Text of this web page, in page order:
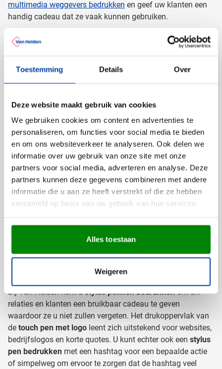
Toestemming Details Over
Deze website maakt gebruik van cookies
We gebruiken cookies om content en advertenties te
personaliseren, om functies voor social media te bieden
en om ons websiteverkeer te analyseren. Ook delen we
informatie over uw gebruik van onze site met onze
partners voor social media, adverteren en analyse. Deze
partners kunnen deze gegevens combineren met andere
informatie die u aan ze heeft verstrekt of die ze hebben
verzameld op basis van uw gebruik van hun services.
Alles toestaan
Weigeren
multimedia weggevers bedrukken en geef uw klanten een
handig cadeau dat ze vaak kunnen gebruiken.
Een stylus balpen: modern en
doelgroep
doelgroepen relevant en daarom goed te gebruiken voor
iedereen gebruikt kunnen worden omdat de pennen ook
een schrijvende functie hebben, zijn de tebedrukken stylus
pennen voor uw zakenrelaties en bijvoorbeeld doelmarkten
uit de ITC-wereld. Deze mensen zullen direct weten waar de
touch pen voor gebruikt wordt en het relatiegeschenk extra
waarderen. BijVan Helden Relatiegeschenken kunt utouch
screen pennen bedrukkenmet logo maar ook met een
pakkende quote of een website. De bedrukte stylus balpen
Slimme marketing met bedrukte
Bij Van Helden kunt ustylus pennen bedrukkenom uw
relaties en klanten een bruikbaar cadeau te geven
waardoor ze u niet zullen vergeten. Het drukoppervlak van
de touch pen met logo leent zich uitstekend voor websites,
bedrijfslogos en korte quotes. U kunt echter ook een stylus
pen bedrukken met een hashtag voor een bepaalde actie
of simpelweg om ervoor te zorgen dat de hashtag veel